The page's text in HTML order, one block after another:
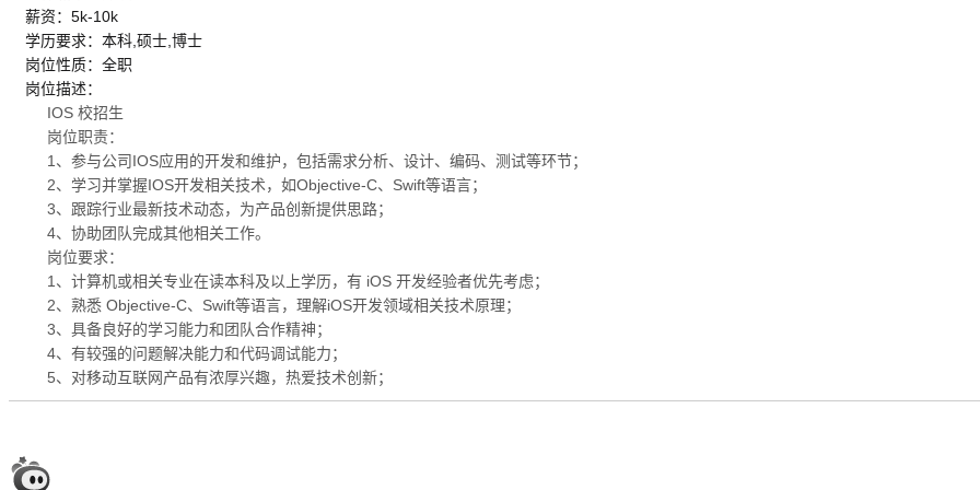
薪资：5k-10k
学历要求：本科,硕士,博士
岗位性质：全职
岗位描述：
IOS 校招生
岗位职责：
1、参与公司IOS应用的开发和维护，包括需求分析、设计、编码、测试等环节；
2、学习并掌握IOS开发相关技术，如Objective-C、Swift等语言；
3、跟踪行业最新技术动态，为产品创新提供思路；
4、协助团队完成其他相关工作。
岗位要求：
1、计算机或相关专业在读本科及以上学历，有 iOS 开发经验者优先考虑；
2、熟悉 Objective-C、Swift等语言，理解iOS开发领域相关技术原理；
3、具备良好的学习能力和团队合作精神；
4、有较强的问题解决能力和代码调试能力；
5、对移动互联网产品有浓厚兴趣，热爱技术创新；